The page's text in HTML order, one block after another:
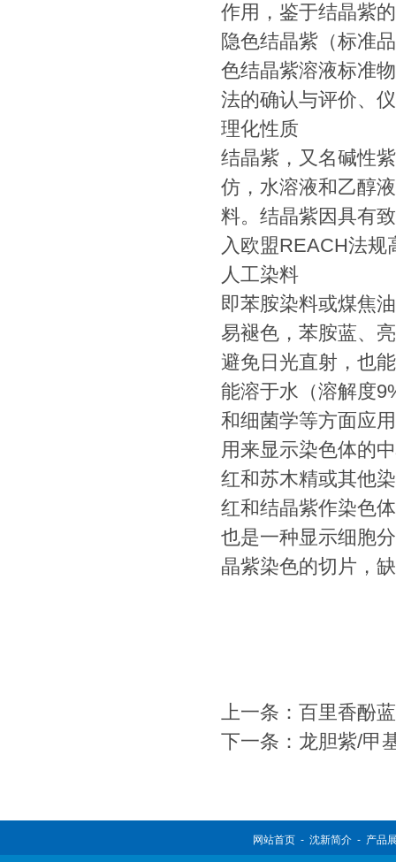
作用，鉴于结晶紫
隐色结晶紫（标准
色结晶紫溶液标准
法的确认与评价、
理化性质
结晶紫，又名碱性
仿，水溶液和乙醇
料。结晶紫因具有
入欧盟REACH法规
人工染料
即苯胺染料或煤焦
易褪色，苯胺蓝、
避免日光直射，也
能溶于水（溶解度
和细菌学等方面应
用来显示染色体的
红和苏木精或其他
红和结晶紫作染色
也是一种显示细胞
晶紫染色的切片，
上一条： 百里香酚
下一条： 龙胆紫/甲
网站首页- 沈新简介- 产品